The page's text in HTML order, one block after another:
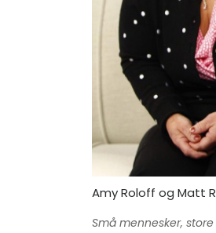
Amy Roloff og Matt
Små mennesker,